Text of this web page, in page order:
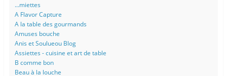
...miettes
A Flavor Capture
A la table des gourmands
Amuses bouche
Anis et Soulueou Blog
Assiettes - cuisine et art de table
B comme bon
Beau à la louche